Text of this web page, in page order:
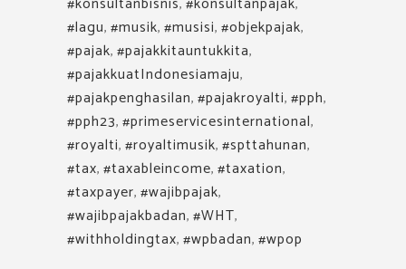
#lagu,#musik,#musisi,#objekpajak,
#pajak,#pajakkitauntukkita,
#pajakkuatIndonesiamaju,
#pajakpenghasilan,#pajakroyalti,#pph,
#pph23,#primeservicesinternational,
#royalti,#royaltimusik,#spttahunan,
#tax,#taxableincome,#taxation,
#taxpayer,#wajibpajak,
#wajibpajakbadan,#WHT,
#withholdingtax,#wpbadan,#wpop